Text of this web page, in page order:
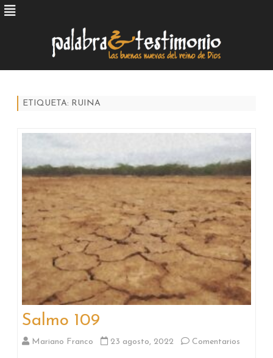
ETIQUETA: RUINA
Salmo 109
Mariano Franco 23 agosto, 2022 Comentarios